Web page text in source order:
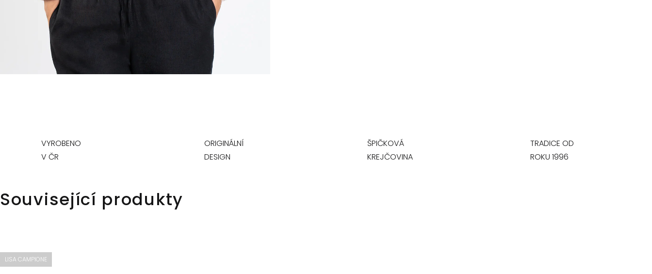
VYROBENO
V ČR
ORIGINÁLNÍ
DESIGN
ŠPIČKOVÁ
KREJČOVINA
TRADICE OD
ROKU 1996
Související produkty
LISA CAMPIONE